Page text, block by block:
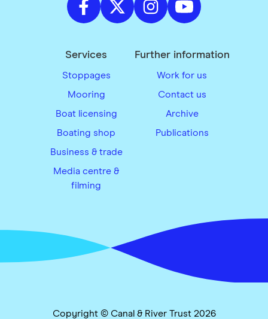
Services
Stoppages
Mooring
Boat licensing
Boating shop
Business & trade
Media centre &
filming
Further information
Work for us
Contact us
Archive
Publications
Copyright © Canal & River Trust 2026